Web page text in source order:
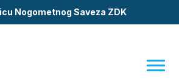
Nogometnog Saveza ZDK